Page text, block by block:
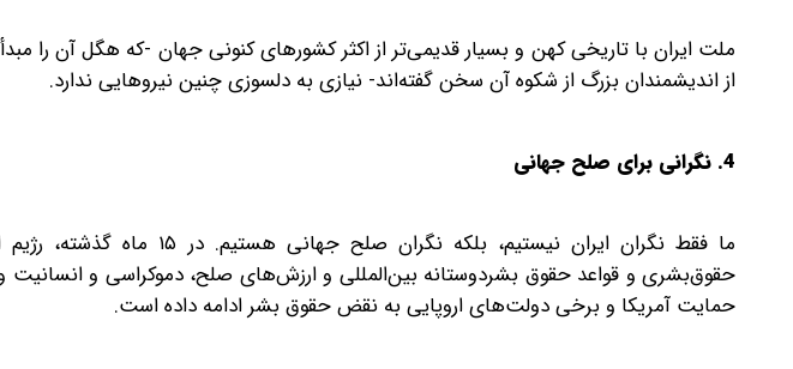
ملت ایران با تاریخی کهن و بسیار قدیمی‌تر از اکثر کشورهای کنونی جهان -که هگل آن را
از اندیشمندان بزرگ از شکوه آن سخن گفته‌اند- نیازی به دلسوزی چنین نیروهایی ندارد.
4. نگرانی برای صلح جهانی
ما فقط نگران ایران نیستیم،
حقوق‌بشری و قواعد حقوق بشردوستانه بین‌المللی و ارزش‌های صلح، دموکراسی و انسانیت و
حمایت آمریکا و برخی دولت‌های اروپایی به نقض حقوق بشر ادامه داده است.